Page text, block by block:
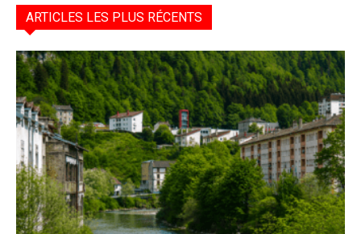
ARTICLES LES PLUS RÉCENTS